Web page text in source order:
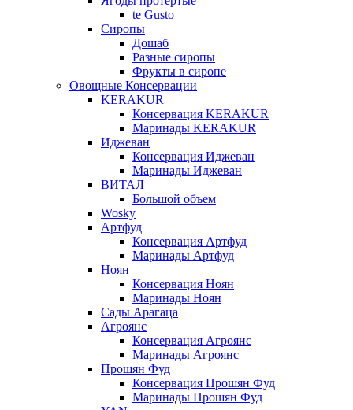
te Gusto
Сиропы
Дошаб
Разные сиропы
Фрукты в сиропе
Овощные Консервации
KERAKUR
Консервация KERAKUR
Маринады KERAKUR
Иджеван
Консервация Иджеван
Маринады Иджеван
ВИТАЛ
Большой объем
Wosky
Артфуд
Консервация Артфуд
Маринады Артфуд
Ноян
Консервация Ноян
Маринады Ноян
Сады Арагаца
Агроянс
Консервация Агроянс
Маринады Агроянс
Прошян Фуд
Консервация Прошян Фуд
Маринады Прошян Фуд